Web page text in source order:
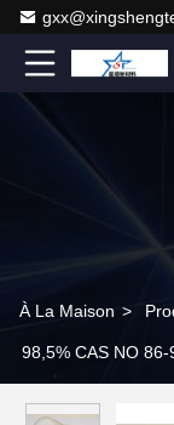
À La Maison >
98,5% CAS NO